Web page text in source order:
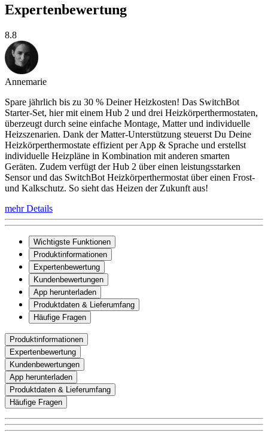
Expertenbewertung
8.8
Annemarie
Spare jährlich bis zu 30 % Deiner Heizkosten! Das SwitchBot
Starter-Set, hier mit einem Hub 2 und drei Heizkörperthermostaten,
überzeugt durch seine einfache Montage, Matter und individuelle
Heizszenarien. Dank der Matter-Unterstützung steuerst Du Deine
Heizkörperthermostate effizient per App & Sprache und erstellst
individuelle Heizpläne in Kombination mit anderen smarten
Geräten. Zudem verfügt der Hub 2 über einen leistungsstarken
Sensor und das SwitchBot Heizkörperthermostat über einen Frost-
und Kalkschutz. So sieht das Heizen der Zukunft aus!
mehr Details
Wichtigste Funktionen
Produktinformationen
Expertenbewertung
Kundenbewertungen
App herunterladen
Produktdaten & Lieferumfang
Häufige Fragen
Produktinformationen
Expertenbewertung
Kundenbewertungen
App herunterladen
Produktdaten & Lieferumfang
Häufige Fragen